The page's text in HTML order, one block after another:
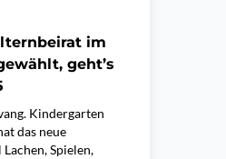
im
geht’s
Kindergarten
das neue
Spielen,